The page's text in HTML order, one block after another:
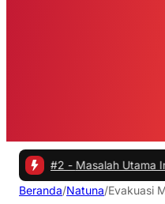
Masalah Utama
Beranda/Natuna/Evakuasi